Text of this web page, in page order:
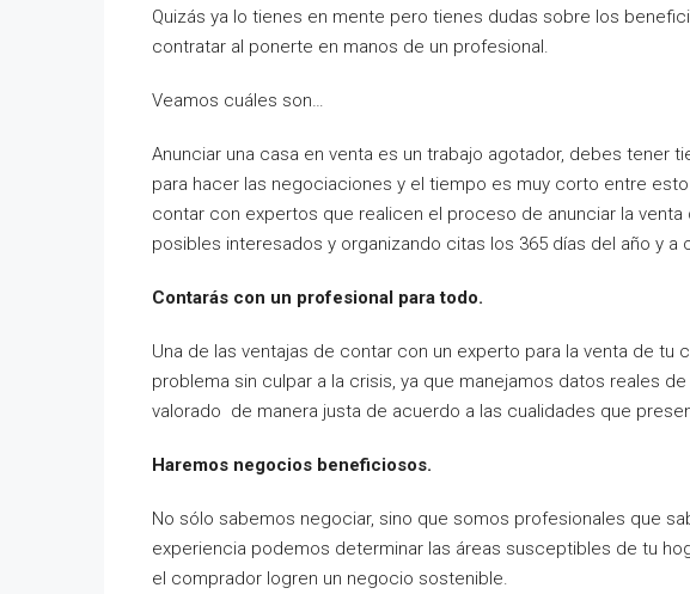
Quizás ya lo tienes en mente pero tienes dudas sobre los
contratar al ponerte en manos de un profesional.
Veamos cuáles son…
Anunciar una casa en venta es un trabajo agotador, debes tener
para hacer las negociaciones y el tiempo es muy corto entre
contar con expertos que realicen el proceso de anunciar la
posibles interesados y organizando citas los 365 días del año y a
Contarás con un profesional para todo.
Una de las ventajas de contar con un experto para la venta de
problema sin culpar a la crisis, ya que manejamos datos reales
valorado de manera justa de acuerdo a las cualidades que
Haremos negocios beneficiosos.
No sólo sabemos negociar, sino que somos profesionales que
experiencia podemos determinar las áreas susceptibles de tu
el comprador logren un negocio sostenible.